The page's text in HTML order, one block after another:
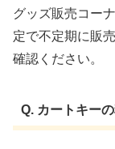
グッズ販売コー
定で不定期に販
確認ください。
Q. カートキー